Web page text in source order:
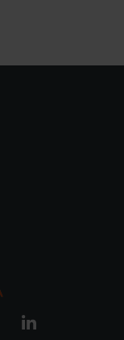
YouTube